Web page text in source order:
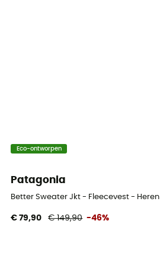
Eco-ontworpen
Patagonia
Better Sweater Jkt - Fleecevest - Heren
€ 79,90 € 149,90 -46%